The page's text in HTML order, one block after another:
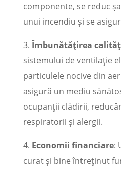
componente, se reduc
unui incendiu și se
3.Îmbunătățirea
sistemului de ventilație
particulele nocive din
asigură un mediu
ocupanții clădirii,
respiratorii și alergii.
4. Economii financiare:
curat și bine întreținut